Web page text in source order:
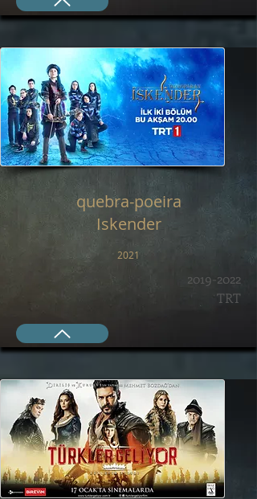
quebra-poeira
Iskender
2021
2019-2022
TRT